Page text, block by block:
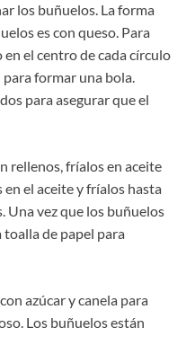
los buñuelos. La forma
es con queso. Para
el centro de cada círculo
formar una bola.
para asegurar que el
rellenos, fríalos en aceite
el aceite y fríalos hasta
Una vez que los buñuelos
de papel para
azúcar y canela para
Los buñuelos están